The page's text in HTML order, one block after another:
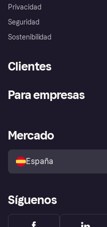
Privacidad
Seguridad
Sostenibilidad
Clientes
Inicio de sesión
Directorio de tiendas
Política de protección al
comprador de Klarna
Reclamaciones
Para empresas
Acceso empresas
Mercado
España
Síguenos